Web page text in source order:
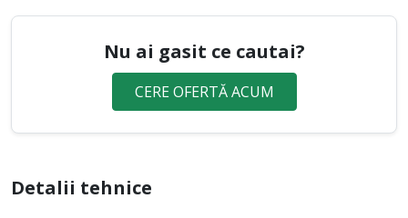
Nu ai gasit ce cautai?
CERE OFERTĂ ACUM
Detalii tehnice